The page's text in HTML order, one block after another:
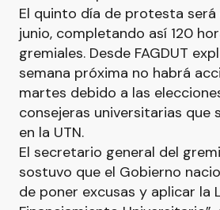
El quinto día de protesta será
junio, completando así 120
gremiales. Desde FAGDUT
semana próxima no habrá
martes debido a las
consejeras universitarias que
en la UTN.
El secretario general del
sostuvo que el Gobierno
de poner excusas y aplicar la